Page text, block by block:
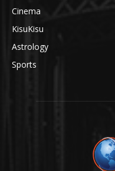
Cinema
KisuKisu
Astrology
Sports